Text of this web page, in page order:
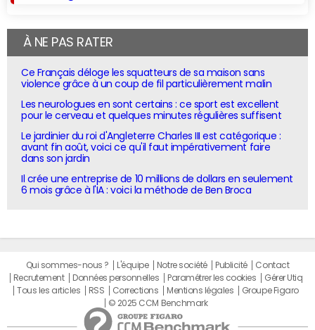
À NE PAS RATER
Ce Français déloge les squatteurs de sa maison sans
violence grâce à un coup de fil particulièrement malin
Les neurologues en sont certains : ce sport est excellent
pour le cerveau et quelques minutes régulières suffisent
Le jardinier du roi d'Angleterre Charles III est catégorique :
avant fin août, voici ce qu'il faut impérativement faire
dans son jardin
Il crée une entreprise de 10 millions de dollars en seulement
6 mois grâce à l'IA : voici la méthode de Ben Broca
Qui sommes-nous ? L'équipe Notre société Publicité
Contact
Recrutement
Données personnelles Paramétrer les cookies
Gérer Utiq
Tous les articles
RSS Corrections Mentions légales
Groupe Figaro
© 2025 CCM Benchmark